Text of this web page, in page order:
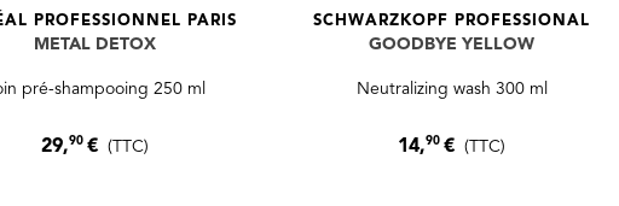
PROFESSIONNEL PARIS
METAL DETOX
pré-shampooing 250 ml
29,90€ (TTC)
SCHWARZKOPF PROFESSIONAL
GOODBYE YELLOW
Neutralizing wash 300 ml
14,90€ (TTC)